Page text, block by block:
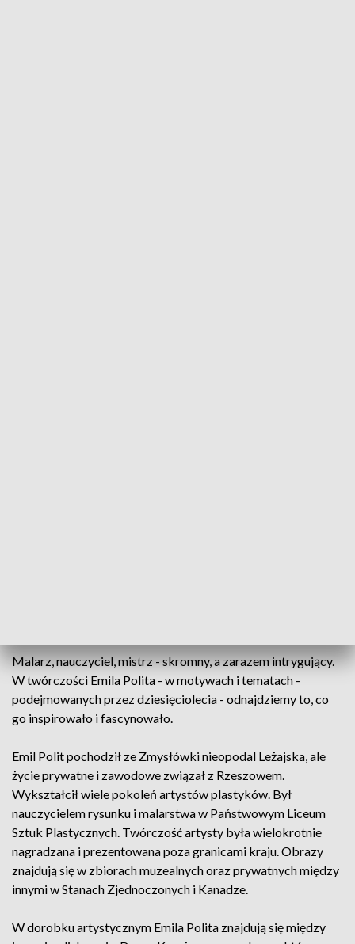
Malarz, nauczyciel, mistrz - skromny, a zarazem intrygujący.
W twórczości Emila Polita - w motywach i tematach -
podejmowanych przez dziesięciolecia - odnajdziemy to, co
go inspirowało i fascynowało.
Emil Polit pochodził ze Zmysłówki nieopodal Leżajska, ale
życie prywatne i zawodowe związał z Rzeszowem.
Wykształcił wiele pokoleń artystów plastyków. Był
nauczycielem rysunku i malarstwa w Państwowym Liceum
Sztuk Plastycznych. Twórczość artysty była wielokrotnie
nagradzana i prezentowana poza granicami kraju. Obrazy
znajdują się w zbiorach muzealnych oraz prywatnych między
innymi w Stanach Zjednoczonych i Kanadze.
W dorobku artystycznym Emila Polita znajdują się między